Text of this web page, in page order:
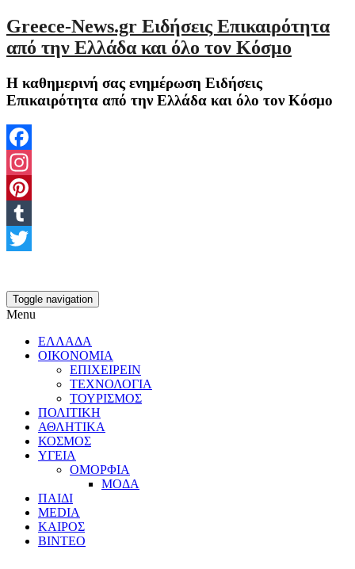
Greece-News.gr Ειδήσεις Επικαιρότητα
από την Ελλάδα και όλο τον Κόσμο
Η καθημερινή σας ενημέρωση Ειδήσεις
Επικαιρότητα από την Ελλάδα και όλο τον Κόσμο
Facebook
Instagram
Pinterest
Tumblr
Toggle navigation
Menu
ΕΛΛΑΔΑ
ΟΙΚΟΝΟΜΙΑ
ΕΠΙΧΕΙΡΕΙΝ
ΤΕΧΝΟΛΟΓΙΑ
ΤΟΥΡΙΣΜΟΣ
ΠΟΛΙΤΙΚΗ
ΑΘΛΗΤΙΚΑ
ΚΟΣΜΟΣ
ΥΓΕΙΑ
ΟΜΟΡΦΙΑ
ΜΟΔΑ
ΠΑΙΔΙ
MEDIA
ΚΑΙΡΟΣ
ΒΙΝΤΕΟ